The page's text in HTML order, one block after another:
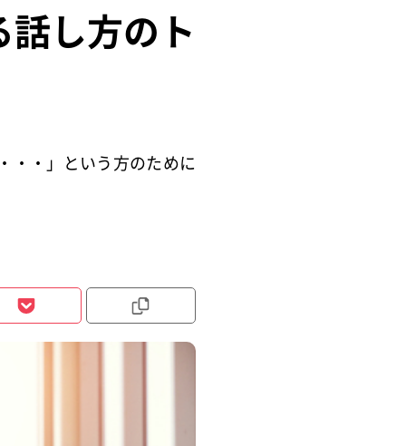
し方のト
・・」という方のために